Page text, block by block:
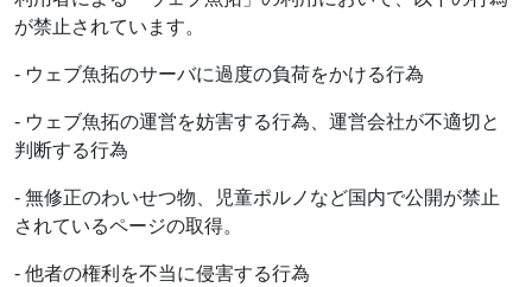
が禁止されています。
- ウェブ魚拓のサーバに過度の負荷をかける行為
- ウェブ魚拓の運営を妨害する行為、運営会社が不適切と
判断する行為
- 無修正のわいせつ物、児童ポルノなど国内で公開が禁止
されているページの取得。
- 他者の権利を不当に侵害する行為